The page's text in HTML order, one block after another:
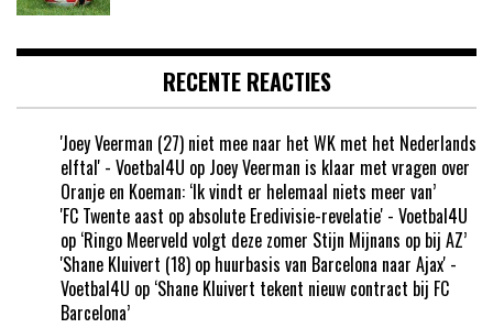
RECENTE REACTIES
'Joey Veerman (27) niet mee naar het WK met het Nederlands
elftal' - Voetbal4U op Joey Veerman is klaar met vragen over
Oranje en Koeman: ‘Ik vindt er helemaal niets meer van’
'FC Twente aast op absolute Eredivisie-revelatie' - Voetbal4U
op ‘Ringo Meerveld volgt deze zomer Stijn Mijnans op bij AZ’
'Shane Kluivert (18) op huurbasis van Barcelona naar Ajax' -
Voetbal4U op ‘Shane Kluivert tekent nieuw contract bij FC
Barcelona’